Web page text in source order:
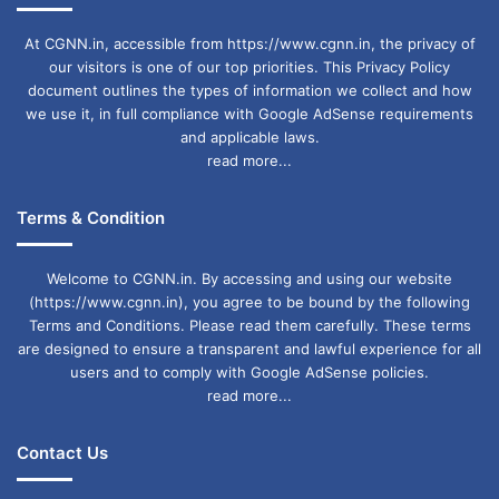
At CGNN.in, accessible from https://www.cgnn.in, the privacy of
our visitors is one of our top priorities. This Privacy Policy
document outlines the types of information we collect and how
we use it, in full compliance with Google AdSense requirements
and applicable laws.
read more...
Terms & Condition
Welcome to CGNN.in. By accessing and using our website
(https://www.cgnn.in), you agree to be bound by the following
Terms and Conditions. Please read them carefully. These terms
are designed to ensure a transparent and lawful experience for all
users and to comply with Google AdSense policies.
read more...
Contact Us